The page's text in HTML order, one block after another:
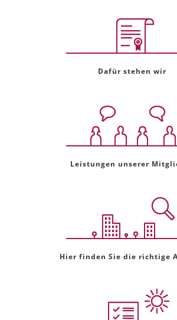
Dafür stehen wir
Leistungen unserer
Hier finden Sie die richtige